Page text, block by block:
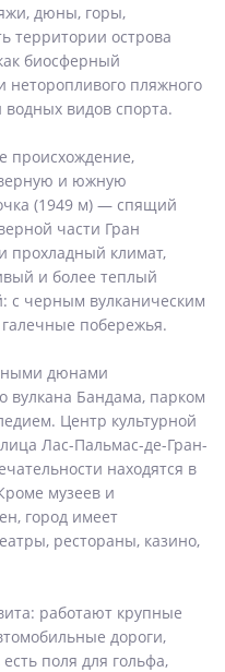
дюны, горы,
территории острова
биосферный
неторопливого пляжного
видов спорта.
происхождение,
и южную
(1949 м) — спящий
части Гран
прохладный климат,
и более теплый
с черным вулканическим
побережья.
дюнами
вулкана Бандама, парком
Центр культурной
Лас-Пальмас-де-Гран-
находятся в
музеев и
город имеет
рестораны, казино,
работают крупные
дороги,
поля для гольфа,